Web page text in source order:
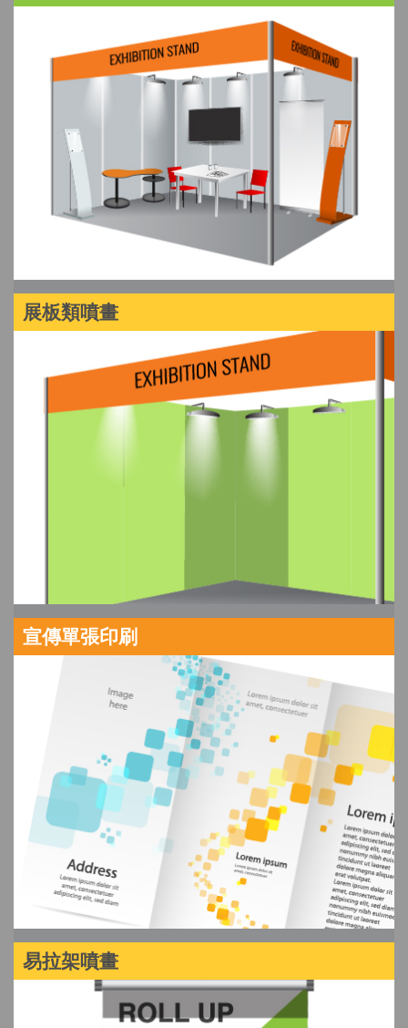
展板類噴畫
宣傳單張印刷
易拉架噴畫